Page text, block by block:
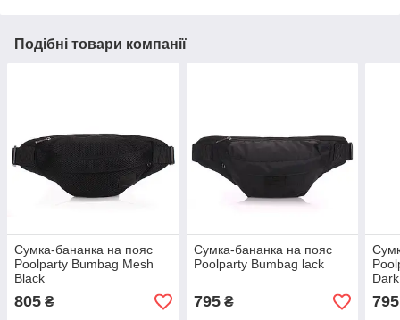
Подібні товари компанії
Сумка-бананка на пояс
Poolparty Bumbag Mesh
Black
805 ₴
Сумка-бананка на пояс
Poolparty Bumbag lack
795₴ 795